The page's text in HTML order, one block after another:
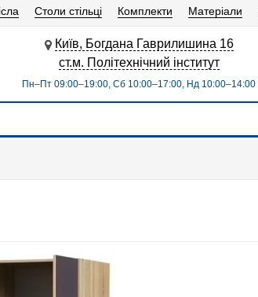
Столи стільці Комплекти Матеріали
Київ, Богдана Гаврилишина 16
ст.м. Політехнічний інститут
Пн–Пт 09:00–19:00, Сб 10:00–17:00, Нд 10:00–14:00